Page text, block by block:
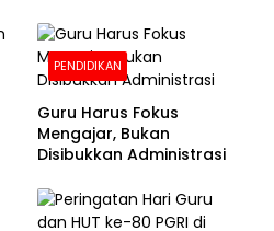
PENDIDIKAN
Guru Harus Fokus
Mengajar, Bukan
Disibukkan Administrasi